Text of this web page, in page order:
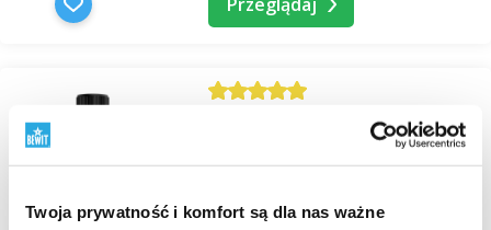
Twoja prywatność i komfort są dla nas ważne
Mandarynka żółta olejek
eteryczne